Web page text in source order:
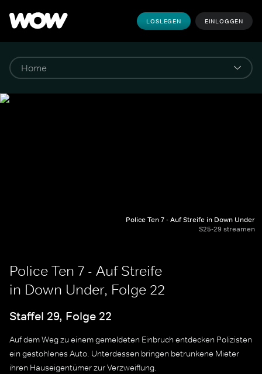
LOSLEGEN EINLOGGEN
Police Ten 7 - Auf Streife in Down Under
S25-29 streamen
Police Ten 7 - Auf Streife
in Down Under, Folge 22
Staffel 29, Folge 22
Auf dem Weg zu einem gemeldeten Einbruch entdecken Polizisten
ein gestohlenes Auto. Unterdessen bringen betrunkene Mieter
ihren Hauseigentümer zur Verzweiflung.